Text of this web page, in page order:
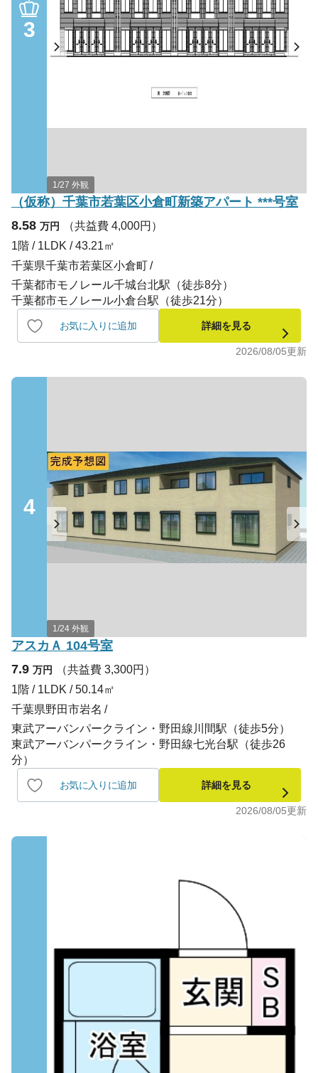
3
1/27 外観
（仮称）千葉市若葉区小倉町新築アパート ***号室
8.58 万円
（共益費 4,000円）
1階 / 1LDK / 43.21㎡
千葉県千葉市若葉区小倉町
千葉都市モノレール千城台北駅（徒歩8分）
千葉都市モノレール小倉台駅（徒歩21分）
お気に入りに追加 詳細を見る
2026/08/05更新
4
1/24 外観
アスカＡ 104号室
7.9 万円
（共益費 3,300円）
1階 / 1LDK / 50.14㎡
千葉県野田市岩名
東武アーバンパークライン・野田線川間駅（徒歩5分）
東武アーバンパークライン・野田線七光台駅（徒歩26
分）
お気に入りに追加 詳細を見る
2026/08/05更新